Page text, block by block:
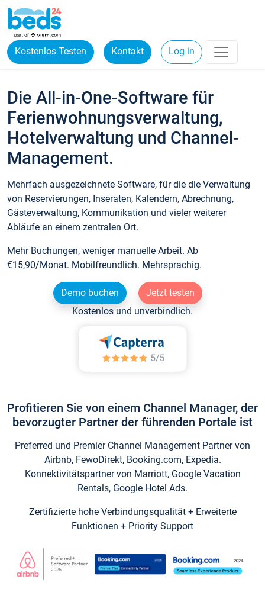
Kostenlos Testen Kontakt Log in
Die All-in-One-Software für
Ferienwohnungsverwaltung,
Hotelverwaltung und Channel-
Management.
Mehrfach ausgezeichnete Software, für die die Verwaltung
von Reservierungen, Inseraten, Kalendern, Abrechnung,
Gästeverwaltung, Kommunikation und vieler weiterer
Abläufe an einem zentralen Ort.
Mehr Buchungen, weniger manuelle Arbeit. Ab
€15,90/Monat. Mobilfreundlich. Mehrsprachig.
Demo buchen
Jetzt testen
Kostenlos und unverbindlich.
Profitieren Sie von einem Channel Manager, der
bevorzugter Partner der führenden Portale ist
Preferred und Premier Channel Management Partner von
Airbnb, FewoDirekt, Booking.com, Expedia.
Konnektivitätspartner von Marriott, Google Vacation
Rentals, Google Hotel Ads.
Zertifizierte hohe Verbindungsqualität + Erweiterte
Funktionen + Priority Support